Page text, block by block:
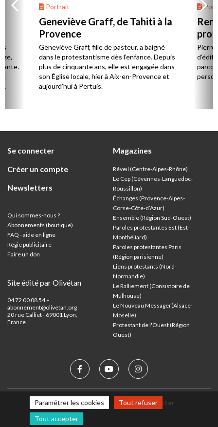
Portrait
Geneviève Graff, de Tahiti à la
Provence
Geneviève Graff, fille de pasteur, a baigné
dans le protestantisme dès l’enfance. Depuis
plus de cinquante ans, elle est engagée dans
son Église locale, hier à Aix-en-Provence et
aujourd’hui à Pertuis.
Se connecter
Créer un compte
Newsletters
Qui sommes-nous ?
Abonnements (boutique)
FAQ - aide en ligne
Régie publicitaire
Faire un don
Site édité par Olivétan
04 72 00 08 54 –
abonnement@olivetan.org
20 rue Calliet - 69001 Lyon,
France
Magazines
Réveil (Centre-Alpes-Rhône)
Le Cep (Cévennes-Languedoc-
Roussillon)
Échanges (Provence-Alpes-
Corse-Côte-d’Azur)
Ensemble (Région Sud-Ouest)
Paroles protestantes Est (Est-
Montbéliard)
Paroles protestantes Paris
(Région parisienne)
Liens protestants (Nord-
Normandie)
Le Ralliement (Consistoire de
Mulhouse)
Le Nouveau Messager(Alsace-
Moselle)
Protestant de l'Ouest (Région
Ouest)
Mentions légales Nous contacter
Paramétrer les cookies
Tout refuser
Tout accepter